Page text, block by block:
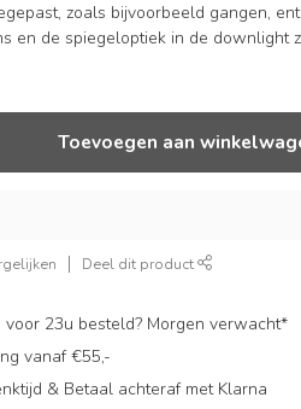
zoals bijvoorbeeld gangen,
en de spiegeloptiek in de downlight
Toevoegen aan
Deel dit product
23u besteld? Morgen verwacht*
vanaf €55,-
& Betaal achteraf met Klarna